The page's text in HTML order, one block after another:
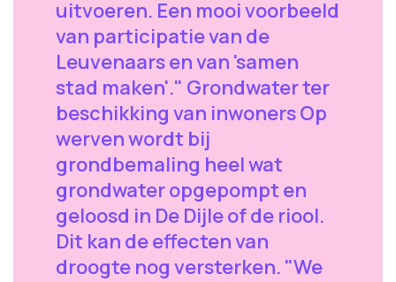
uitvoeren. Een mooi voorbeeld
van participatie van de
Leuvenaars en van 'samen
stad maken'." Grondwater ter
beschikking van inwoners Op
werven wordt bij
grondbemaling heel wat
grondwater opgepompt en
geloosd in De Dijle of de riool.
Dit kan de effecten van
droogte nog versterken. "We